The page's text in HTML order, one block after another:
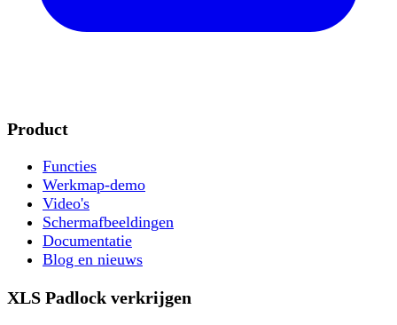
Product
Functies
Werkmap-demo
Video's
Schermafbeeldingen
Documentatie
Blog en nieuws
XLS Padlock verkrijgen